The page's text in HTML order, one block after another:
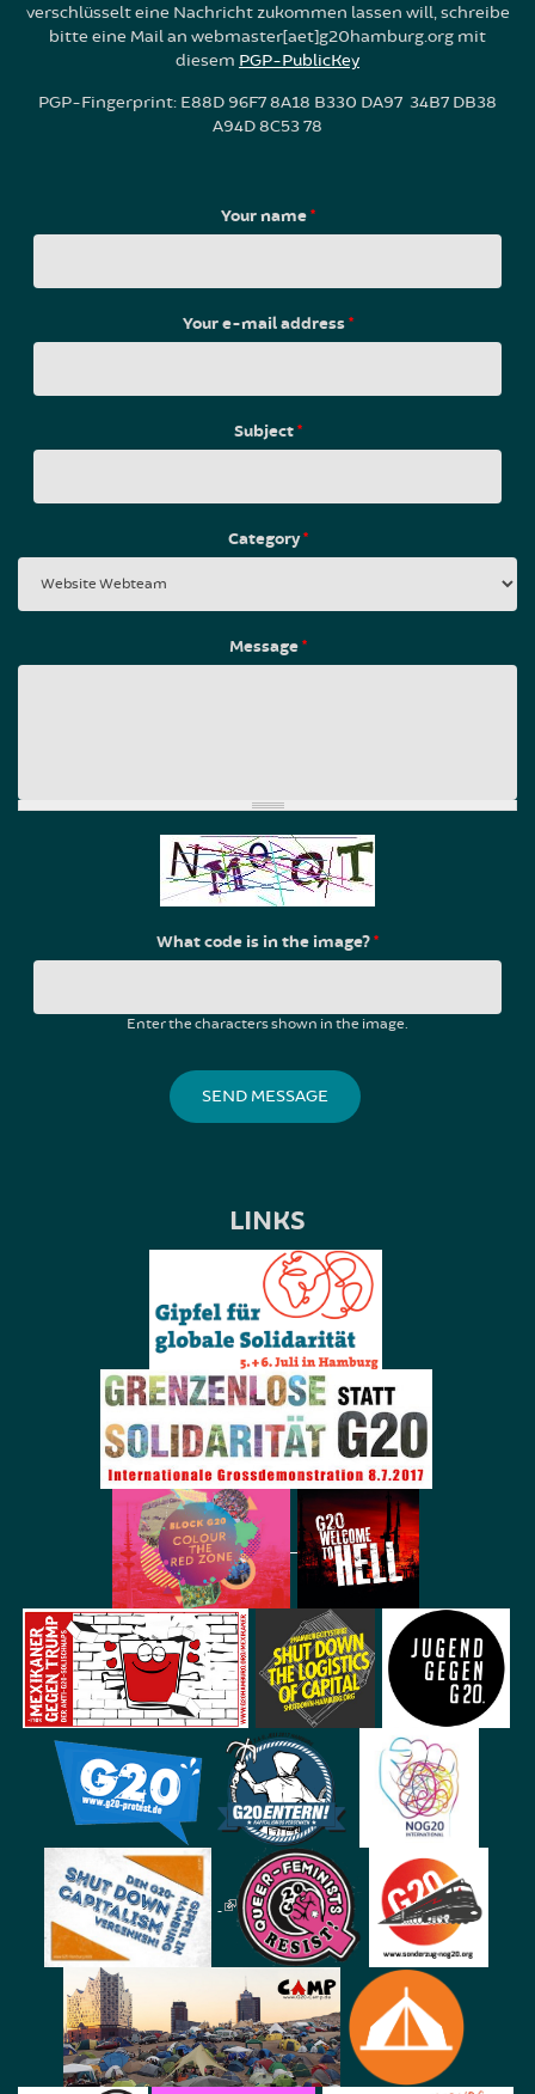
verschlüsselt eine Nachricht zukommen lassen will, schreibe
bitte eine Mail an webmaster[aet]g20hamburg.org mit
diesem PGP-PublicKey
PGP-Fingerprint: E88D 96F7 8A18 B330 DA97 34B7 DB38
A94D 8C53 78
Your name*
Your e-mail address*
Subject*
Category*
Message*
What code is in the image?*
Enter the characters shown in the image.
LINKS